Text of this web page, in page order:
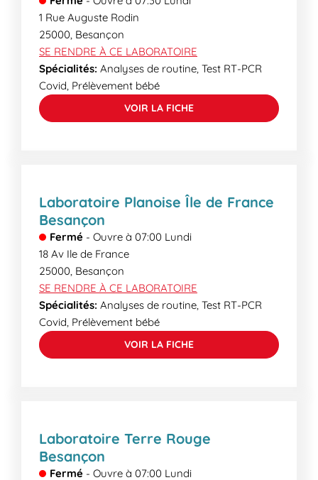
1 Rue Auguste Rodin
25000, Besançon
SE RENDRE À CE LABORATOIRE
Spécialités: Analyses de routine, Test RT-PCR
Covid, Prélèvement bébé
VOIR LA FICHE
Laboratoire Planoise Île de France
Besançon
Fermé - Ouvre à 07:00 Lundi
18 Av Ile de France
25000, Besançon
SE RENDRE À CE LABORATOIRE
Spécialités: Analyses de routine, Test RT-PCR
Covid, Prélèvement bébé
VOIR LA FICHE
Laboratoire Terre Rouge
Besançon
Fermé - Ouvre à 07:00 Lundi